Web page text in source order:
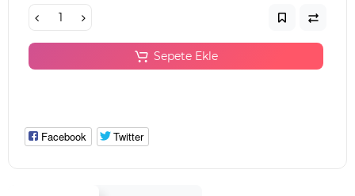
Sepete Ekle
Facebook Twitter